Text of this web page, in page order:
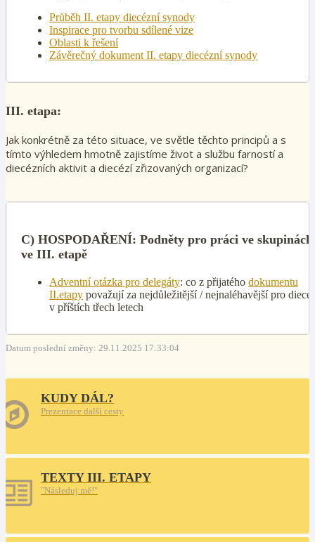
Průběh II. etapy diecézní synody
Inspirace pro tvorbu sdílené vize
Oblasti k řešení
Závěrečný dokument II. etapy diecézní synody
III. etapa:
Jak konkrétně za této situace, ve světle těchto principů a s
tímto výhledem hmotně zajistíme život a službu farností a
diecézních aktivit a diecézí zřizovaných organizací?
C) HOSPODAŘENÍ: Podněty pro práci ve skupinách
ve III. etapě
Adventní otázka pro delegáty: co z přijatého dokumentu
II.etapy považují za nejdůležitější / nejnaléhavější pro
v příštích třech letech
Datum poslední změny: 29.11.2025 17:33:04
KUDY DÁL?
Prezentace další cesty
TEXTY III. ETAPY
"Následuj mě!"